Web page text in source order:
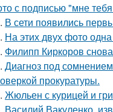
с подписью "мне тебя
В сети появились
На этих двух фото
Филипп Киркоров
Диагноз под
прокуратуры.
Жюльен с курицей и